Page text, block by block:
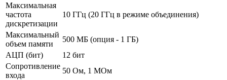
Максимальная
частота
дискретизации
10 ГГц (20 ГГц в режиме объединения)
Максимальный
объем памяти
500 МБ (опция - 1 ГБ)
АЦП (бит)
12 бит
Сопротивление
входа
50 Ом, 1 МОм